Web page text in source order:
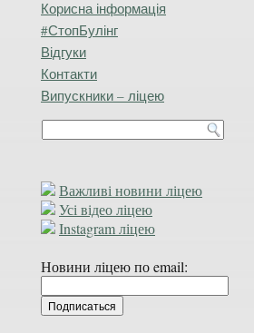
Корисна інформація
#СтопБулінг
Відгуки
Контакти
Випускники – ліцею
Важливі новини ліцею
Усі відео ліцею
Instagram ліцею
Новини ліцею по email: